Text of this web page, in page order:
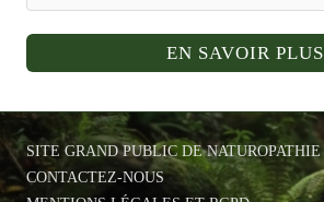
EN SAVOIR PLUS
SITE GRAND PUBLIC DE NATUROPATHIE
CONTACTEZ-NOUS